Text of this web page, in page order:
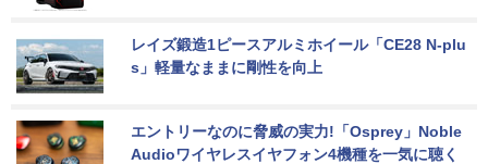
レイズ鍛造1ピースアルミホイール「CE28 N-plu
s」軽量なままに剛性を向上
エントリーなのに脅威の実力!「Osprey」Noble
Audioワイヤレスイヤフォン4機種を一気に聴く